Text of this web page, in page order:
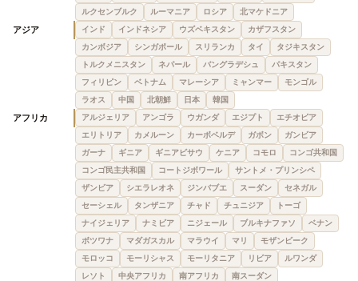
ルクセンブルク
ルーマニア ロシア 北マケドニア
アジア インド インドネシア ウズベキスタン
カザフスタン
カンボジア
シンガポール スリランカ タイ
タジキスタン
トルクメニスタン
ネパール バングラデシュ
パキスタン
フィリピン
ベトナム マレーシア ミャンマー
モンゴル
ラオス
中国 北朝鮮 日本 韓国
アフリカ アルジェリア アンゴラ ウガンダ エジプト
エチオピア
エリトリア
カメルーン カーボベルデ ガボン
ガンビア
ガーナ
ギニア ギニアビサウ ケニア コモロ
コンゴ共和国
コンゴ民主共和国
コートジボワール
サントメ・プリンシペ
ザンビア
シエラレオネ ジンバブエ スーダン
セネガル
セーシェル
タンザニア チャド チュニジア
トーゴ
ナイジェリア
ナミビア ニジェール ブルキナファソ
ベナン
ボツワナ
マダガスカル マラウイ マリ
モザンビーク
モロッコ
モーリシャス モーリタニア リビア
ルワンダ
レソト
中央アフリカ 南アフリカ 南スーダン